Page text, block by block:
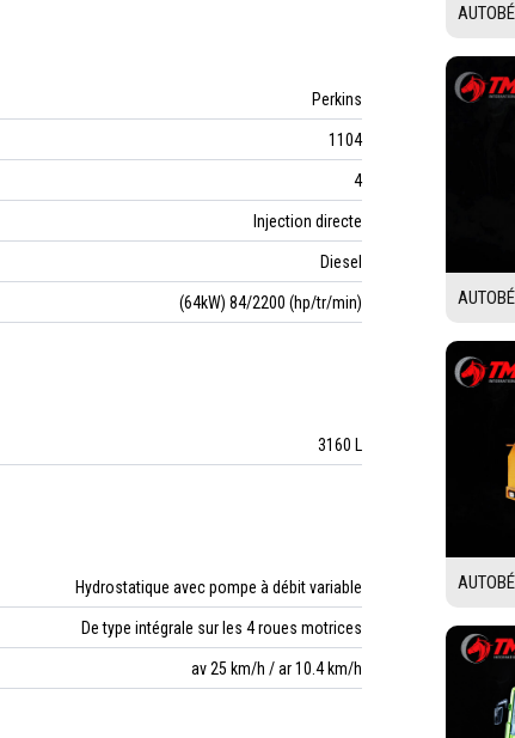
Perkins
1104
4
Injection directe
Diesel
(64kW) 84/2200 (hp/tr/min)
3160 L
Hydrostatique avec pompe à débit variable
De type intégrale sur les 4 roues motrices
av 25 km/h / ar 10.4 km/h